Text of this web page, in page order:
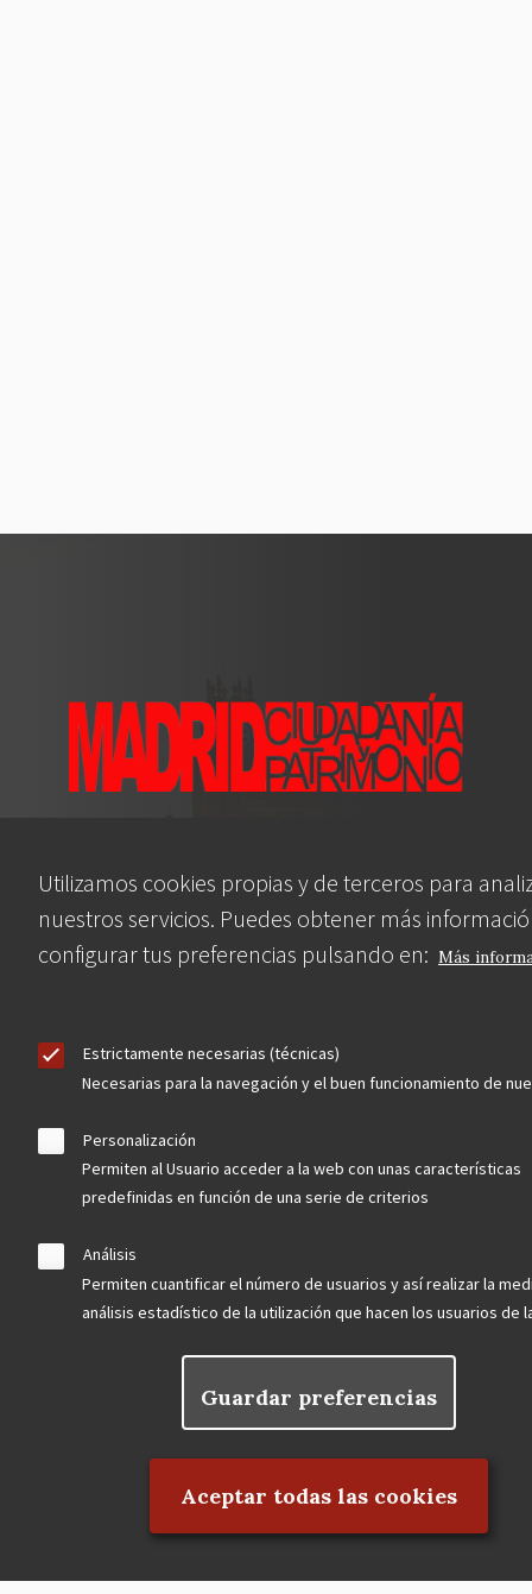
Utilizamos cookies propias y de terceros para
nuestros servicios. Puedes obtener más
configurar tus preferencias pulsando en: Más
Estrictamente necesarias (técnicas)
Necesarias para la navegación y el buen funcionamiento de
Personalización
Permiten al Usuario acceder a la web con unas características
predefinidas en función de una serie de criterios
Análisis
Permiten cuantificar el número de usuarios y así realizar la
análisis estadístico de la utilización que hacen los usuarios de
Guardar preferencias
Aceptar todas las cookies
Natural de la Comunidad de Madrid
Menu
Footer
observatorio del patrimonio
buscador avanzado
Nuestras redes
Contacta